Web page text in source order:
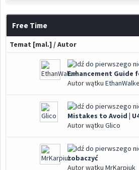
Free Time
Temat [mal.] /Autor
Enhancement Guide
Autor wątku
Mistakes to Avoid |
Autor wątku Glico
zobaczyć
Autor wątku MrKarpiuk